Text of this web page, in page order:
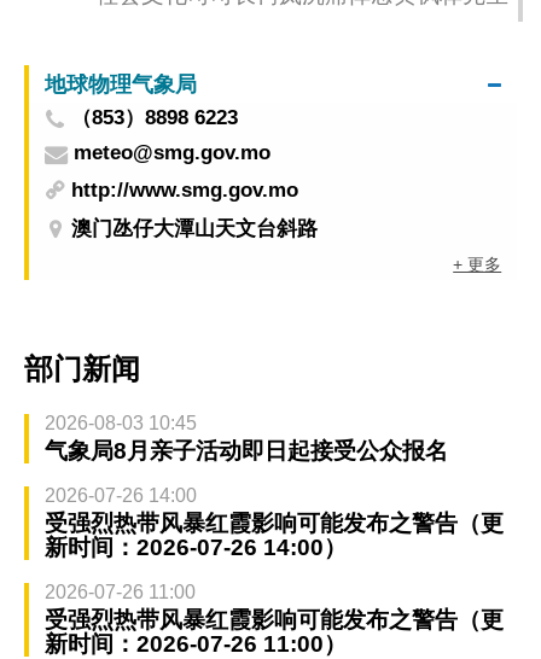
地球物理气象局
（853）8898 6223
meteo@smg.gov.mo
http://www.smg.gov.mo
澳门氹仔大潭山天文台斜路
+ 更多
部门新闻
2026-08-03 10:45
气象局8月亲子活动即日起接受公众报名
2026-07-26 14:00
受强烈热带风暴红霞影响可能发布之警告（更
新时间：2026-07-26 14:00）
2026-07-26 11:00
受强烈热带风暴红霞影响可能发布之警告（更
新时间：2026-07-26 11:00）